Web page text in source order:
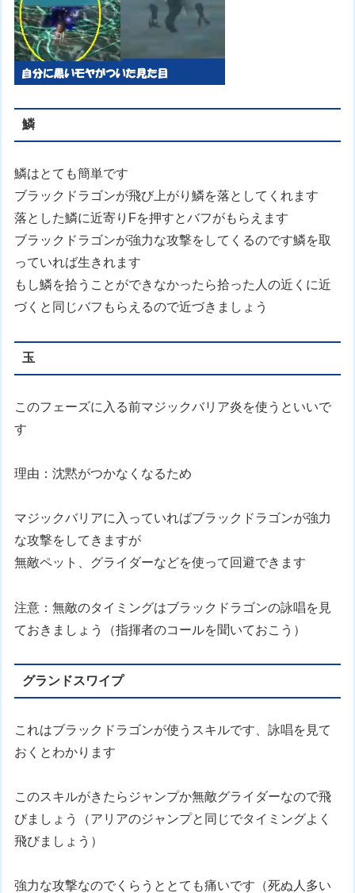
鱗
鱗はとても簡単です
ブラックドラゴンが飛び上がり鱗を落としてくれます
落とした鱗に近寄りFを押すとバフがもらえます
ブラックドラゴンが強力な攻撃をしてくるのです鱗を取
っていれば生きれます
もし鱗を拾うことができなかったら拾った人の近くに近
づくと同じバフもらえるので近づきましょう
玉
このフェーズに入る前マジックバリア炎を使うといいで
す
理由：沈黙がつかなくなるため
マジックバリアに入っていればブラックドラゴンが強力
な攻撃をしてきますが
無敵ペット、グライダーなどを使って回避できます
注意：無敵のタイミングはブラックドラゴンの詠唱を見
ておきましょう（指揮者のコールを聞いておこう）
グランドスワイプ
これはブラックドラゴンが使うスキルです、詠唱を見て
おくとわかります
このスキルがきたらジャンプか無敵グライダーなので飛
びましょう（アリアのジャンプと同じでタイミングよく
飛びましょう）
強力な攻撃なのでくらうととても痛いです（死ぬ人多い